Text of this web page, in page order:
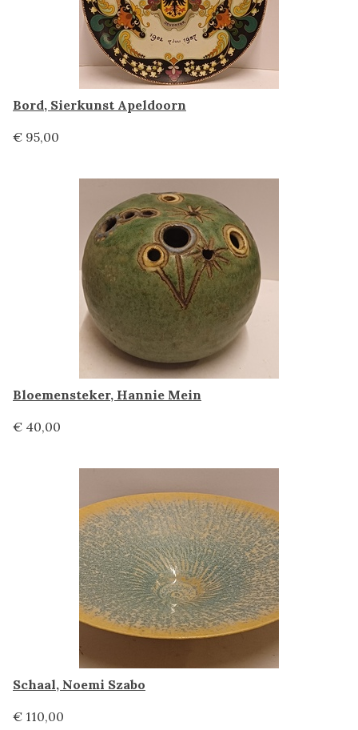
Bord, Sierkunst Apeldoorn
€ 95,00
Bloemensteker, Hannie Mein
€ 40,00
Schaal, Noemi Szabo
€ 110,00